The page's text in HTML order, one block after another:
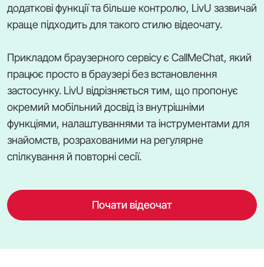
додаткові функції та більше контролю, LivU зазвичай
краще підходить для такого стилю відеочату.
Прикладом браузерного сервісу є CallMeChat, який
працює просто в браузері без встановлення
застосунку. LivU відрізняється тим, що пропонує
окремий мобільний досвід із внутрішніми
функціями, налаштуваннями та інструментами для
знайомств, розрахованими на регулярне
спілкування й повторні сесії.
Почати відеочат